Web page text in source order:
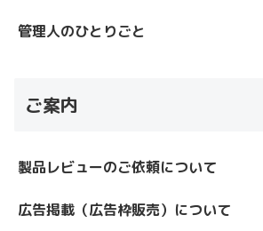
管理人のひとりごと
ご案内
製品レビューのご依頼について
広告掲載（広告枠販売）について